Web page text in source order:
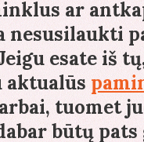
ar
nesusilaukti
esate iš
aktualūs
tuomet
būtų pats